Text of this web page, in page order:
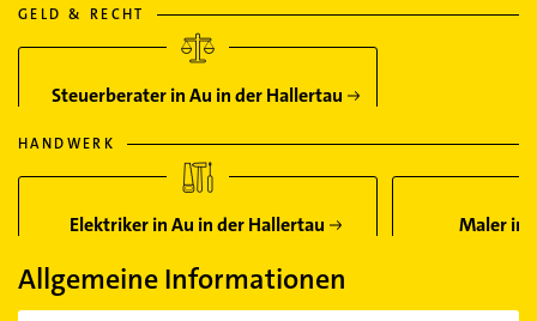
GELD & RECHT
Steuerberater in Au in der Hallertau
HANDWERK
Elektriker in Au in der Hallertau Maler in
Allgemeine Informationen